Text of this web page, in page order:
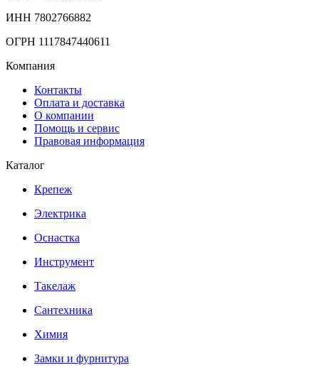
ИНН 7802766882
ОГРН 1117847440611
Компания
Контакты
Оплата и доставка
О компании
Помощь и сервис
Правовая информация
Каталог
Крепеж
Электрика
Оснастка
Инструмент
Такелаж
Сантехника
Химия
Замки и фурнитура